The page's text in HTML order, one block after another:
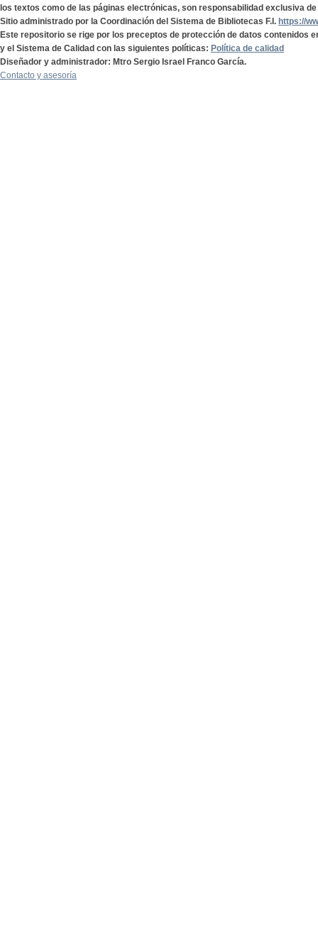
los textos como de las páginas electrónicas, son responsabilidad exclusiva
Sitio administrado por la Coordinación del Sistema de Bibliotecas F.I. https://
Este repositorio se rige por los preceptos de protección de datos contenidos
y el Sistema de Calidad con las siguientes políticas: Política de calidad
Diseñador y administrador: Mtro Sergio Israel Franco García.
Contacto y asesoría